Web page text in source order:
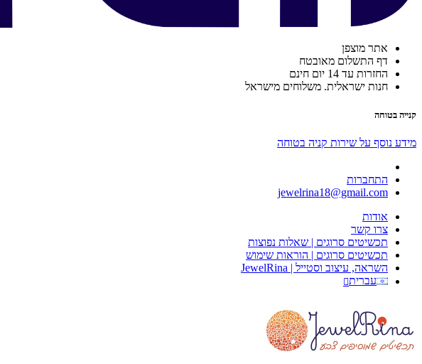
אתר מוצפן
דף התשלום מאובטח
החזרות עד 14 יום חינם
חנות ישראלית. משלוחים מישראל
קנייה בטוחה
מידע נוסף על שירות קניה בטוחה
התחברות
jewelrina18@gmail.com
אודות
צרו קשר
תכשיטים סרוגים | שאלות נפוצות
תכשיטים סרוגים | הוראות שימוש
השראה, עיצוב וסטייל | JewelRina
עברית